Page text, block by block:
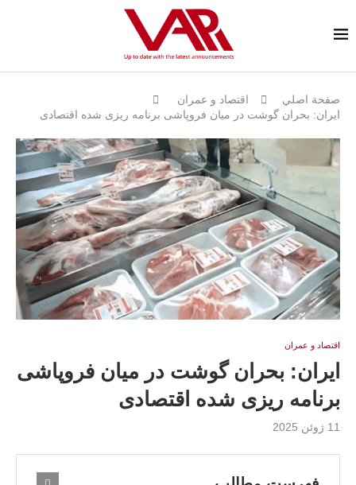
صفحة اصلي
اقتصاد و عمران
ایران: بحران گوشت در میان فروپاشی برنامه ریزی شده اقتصادی
اقتصاد و عمران
ایران: بحران گوشت در میان فروپاشی
برنامه ریزی شده اقتصادی
11 ژوئن 2025